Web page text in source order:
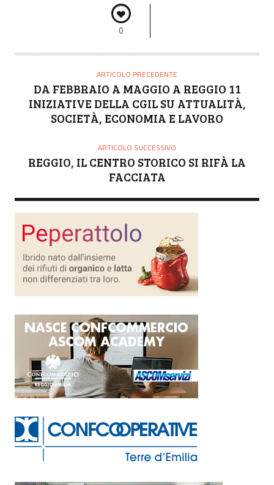
0
ARTICOLO PRECEDENTE
DA FEBBRAIO A MAGGIO A REGGIO 11
INIZIATIVE DELLA CGIL SU ATTUALITÀ,
SOCIETÀ, ECONOMIA E LAVORO
ARTICOLO SUCCESSIVO
REGGIO, IL CENTRO STORICO SI RIFÀ LA
FACCIATA